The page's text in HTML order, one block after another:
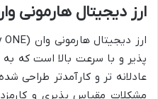
ارز دیجیتال هارمونی
پذیر و با سرعت بالا است که
عادلانه تر و کارآمدتر طراحی
مشکلات مقیاس پذیری و